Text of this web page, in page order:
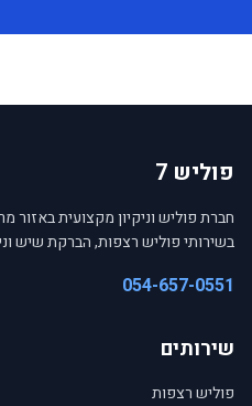
פוליש 7
בשירותי פוליש רצפות, הברקת שיש
054-657-0551
שירותים
פוליש רצפות